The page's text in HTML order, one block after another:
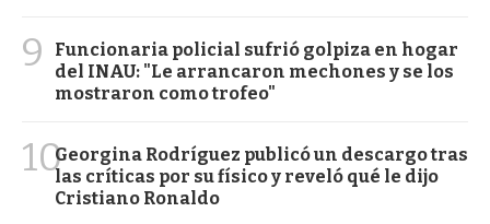
9
Funcionaria policial sufrió golpiza en hogar
del INAU: "Le arrancaron mechones y se los
mostraron como trofeo"
10Georgina Rodríguez publicó un descargo tras
las críticas por su físico y reveló qué le dijo
Cristiano Ronaldo